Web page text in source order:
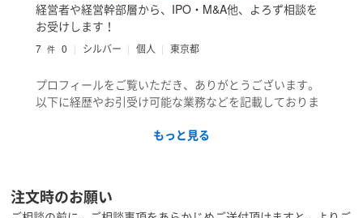
経営者や経営幹部層から、IPO・M&A他、よろず相談を
お受けします！
7 件 0 シルバー 個人 東京都
プロフィールをご覧いただき、ありがとうございます。
以下に経歴やお引受け可能な業務などを記載しておりま
査法人を経て、監査法人のパートナーも務めました。 こ
れまで、企業の合併・買収（M&A）プロセス全般におけ
もっと見る
注文時のお願い